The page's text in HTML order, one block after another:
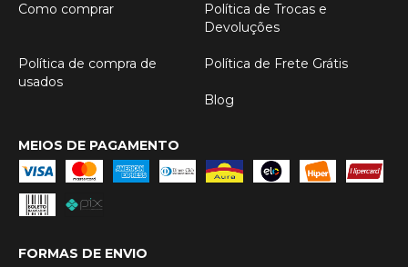
Como comprar
Política de Trocas e
Devoluções
Política de compra de
usados
Política de Frete Grátis
Blog
MEIOS DE PAGAMENTO
FORMAS DE ENVIO